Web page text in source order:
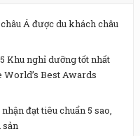
Á được du khách châu
Khu nghỉ dưỡng tốt nhất
Best Awards
đạt tiêu chuẩn 5 sao,
sản